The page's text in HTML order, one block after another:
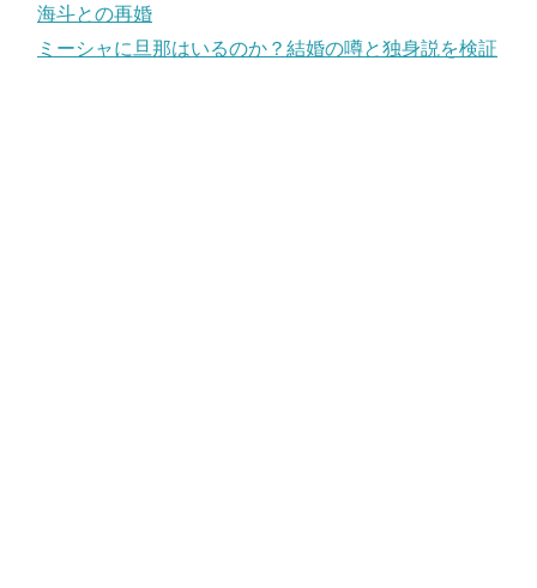
海斗との再婚
ミーシャに旦那はいるのか？結婚の噂と独身説を検証